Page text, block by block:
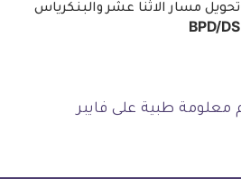
تحويل مسار الاثنا عشر والبنكرياس
BPD/DS